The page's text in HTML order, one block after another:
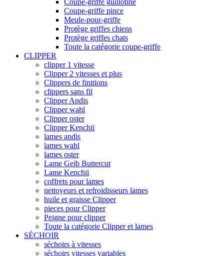
Coupe-griffe guillotine
Coupe-griffe pince
Meule-pour-griffe
Protège griffes chiens
Protège griffes chats
Toute la catégorie coupe-griffe
CLIPPER
clipper 1 vitesse
Clipper 2 vitesses et plus
Clippers de finitions
clippers sans fil
Clipper Andis
Clipper wahl
Clipper oster
Clipper Kenchii
lames andis
lames wahl
lames oster
Lame Geib Buttercut
Lame Kenchii
coffrets pour lames
nettoyeurs et refroidisseurs lames
huile et graisse Clipper
pieces pour Clipper
Peigne pour clipper
Toute la catégorie Clipper et lames
SÉCHOIR
séchoirs à vitesses
séchoirs vitesses variables